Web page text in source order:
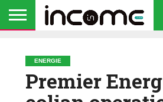
ENERGIE
Premier